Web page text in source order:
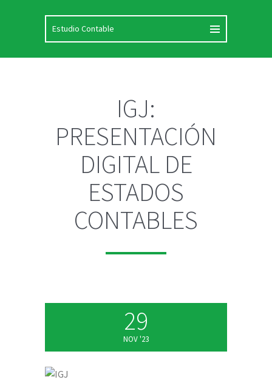
IGJ:
PRESENTACIÓN
DIGITAL DE
ESTADOS
CONTABLES
29
NOV '23